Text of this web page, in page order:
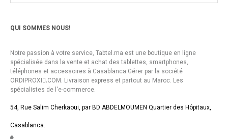
QUI SOMMES NOUS!
Notre passion à votre service, Tabtel.ma est une boutique en ligne
spécialisée dans la vente et achat des tablettes, smartphones,
téléphones et accessoires à Casablanca Gérer par la société
ORDIPROXI.ِCOM. Livraison express et partout au Maroc. Les
spécialistes de l'e-commerce.
54, Rue Salim Cherkaoui, par BD ABDELMOUMEN Quartier des Hôpitaux,
Casablanca.